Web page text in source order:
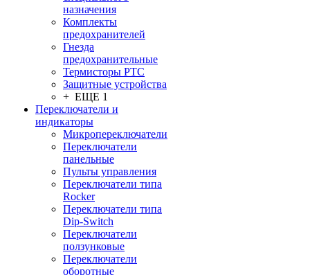
назначения
Комплекты
предохранителей
Гнезда
предохранительные
Термисторы PTC
Защитные устройства
+ ЕЩЕ 1
Переключатели и
индикаторы
Микропереключатели
Переключатели
панельные
Пульты управления
Переключатели типа
Rocker
Переключатели типа
Dip-Switch
Переключатели
ползунковые
Переключатели
оборотные